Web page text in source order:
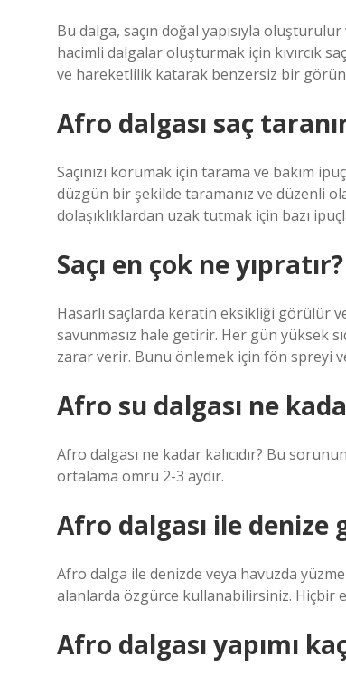
Bu dalga, saçın doğal yapısıyla
hacimli dalgalar oluşturmak için kıvırcık
ve hareketlilik katarak benzersiz bir
Afro dalgası saç
Saçınızı korumak için tarama ve bakım
düzgün bir şekilde taramanız ve düzenli
dolaşıklıklardan uzak tutmak için bazı
Saçı en çok ne yıpratır?
Hasarlı saçlarda keratin eksikliği görülür
savunmasız hale getirir. Her gün yüksek
zarar verir. Bunu önlemek için fön spreyi
Afro su dalgası ne
Afro dalgası ne kadar kalıcıdır? Bu
ortalama ömrü 2-3 aydır.
Afro dalgası ile denize
Afro dalga ile denizde veya havuzda
alanlarda özgürce kullanabilirsiniz. Hiçbir
Afro dalgası yapımı